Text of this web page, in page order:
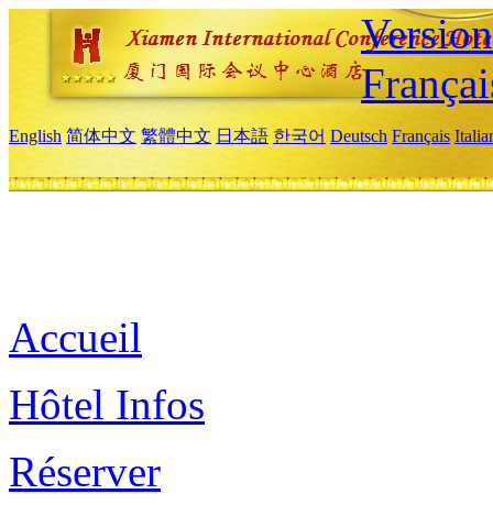
English 简体中文 繁體中文 日本語 한국어 Deutsch Français
Accueil
Hôtel Infos
Réserver